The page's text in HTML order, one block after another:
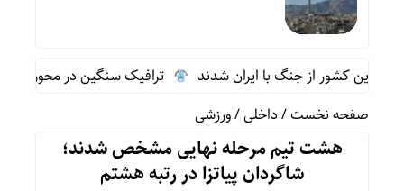
ترافیک سنگین در محورهای
صفحه نخست/داخلی/ورزشی
هشت تیم مرحله نهایی مشخص شدند؛
شاگردان پیاتزا در رتبه هشتم